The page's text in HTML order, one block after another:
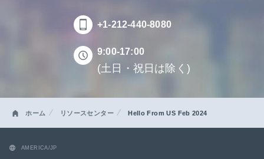
+1-212-440-8080
9:00-17:00
(土日・祝日は除く)
ホーム リソースセンター Hello From US Feb 2024
AMERICA/JP